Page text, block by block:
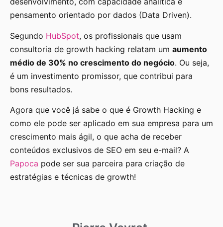
pensamento orientado por dados (Data Driven).
Segundo HubSpot, os profissionais que usam
consultoria de growth hacking relatam um aumento
médio de 30% no crescimento do negócio. Ou seja,
é um investimento promissor, que contribui para
bons resultados.
Agora que você já sabe o que é Growth Hacking e
como ele pode ser aplicado em sua empresa para um
crescimento mais ágil, o que acha de receber
conteúdos exclusivos de SEO em seu e-mail? A
Papoca pode ser sua parceira para criação de
estratégias e técnicas de growth!